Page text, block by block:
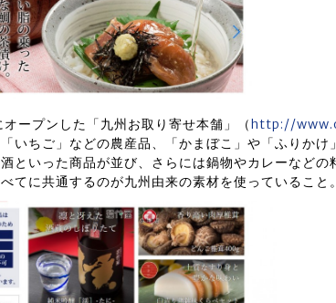
ープンした「九州お取り寄せ本舗」（http://
いちご」などの農産品、「かまぼこ」や「ふりかけ
といった商品が並び、さらには鍋物やカレーなどの
てに共通するのが九州由来の素材を使っていること。